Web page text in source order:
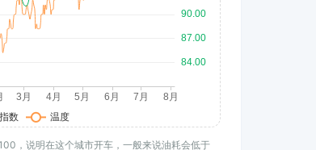
，说明在这个城市开车，一般来说油耗会低于